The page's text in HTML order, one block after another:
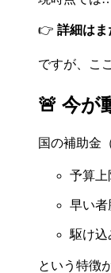
👉 詳細はま
ですが、こ
🚨 今が
国の補助金
予算上
早い者
駆け込
という特徴